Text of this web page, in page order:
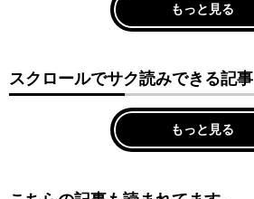
もっと見る
スクロールでサク読みできる記事
もっと見る